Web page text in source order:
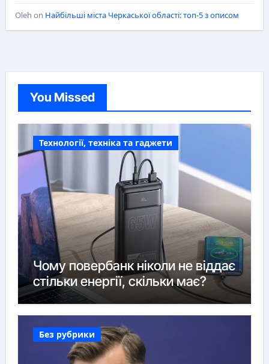
Oleh on Найбільші міста Черкаської області: топ-5 з описом
You Missed
Технології, техніка та гаджети
Чому повербанк ніколи не віддає
стільки енергії, скільки має?
Без рубрики